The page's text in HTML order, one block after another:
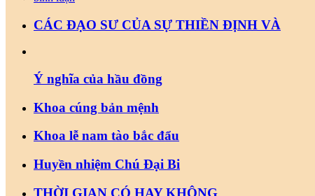
CÁC ĐẠO SƯ CỦA SỰ THIỀN ĐỊNH VÀ
Ý nghĩa của hầu đồng
Khoa cúng bản mệnh
Khoa lễ nam tào bắc đẩu
Huyền nhiệm Chú Đại Bi
THỜI GIAN CÓ HAY KHÔNG